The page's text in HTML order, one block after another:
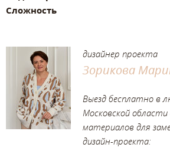
Сложность
дизайнер проекта
Зорикова
Выезд бесплатно в
Московской
материалов для
дизайн-проекта: